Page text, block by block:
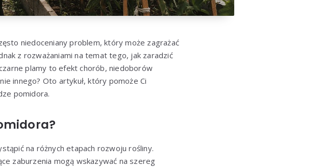
niedoceniany problem, który może zagrażać
z rozważaniami na temat tego, jak zaradzić
plamy to efekt chorób, niedoborów
innego? Oto artykuł, który pomoże Ci
pomidora.
na różnych etapach rozwoju rośliny.
zaburzenia mogą wskazywać na szereg